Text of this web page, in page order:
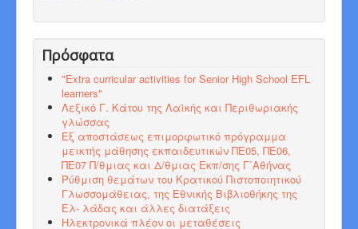
Πρόσφατα
"Εxtra curricular activities for Senior High School EFL
learners"
Λεξικό Γ. Κάτου της Λαϊκής και Περιθωριακής
γλώσσας
Εξ αποστάσεως επιμορφωτικό πρόγραμμα
μεικτής μάθησης εκπαιδευτικών ΠΕ05, ΠΕ06,
ΠΕ07 Π/θμιας και Δ/θμιας Εκπ/σης Γ΄Αθήνας
Ρύθμιση θεμάτων του Κρατικού Πιστοποιητικού
Γλωσσομάθειας, της Εθνικής Βιβλιοθήκης της
Ελ- λάδας και άλλες διατάξεις
Ηλεκτρονικά πλέον οι μεταθέσεις